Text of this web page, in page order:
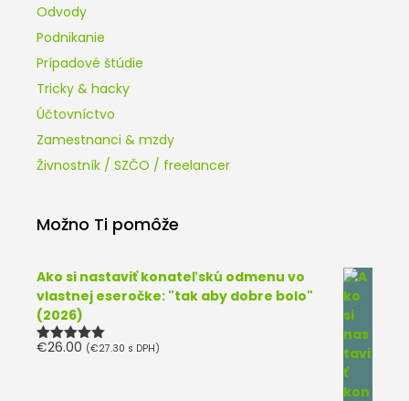
Odvody
Podnikanie
Prípadové štúdie
Tricky & hacky
Účtovníctvo
Zamestnanci & mzdy
Živnostník / SZČO / freelancer
Možno Ti pomôže
Ako si nastaviť konateľskú odmenu vo
vlastnej eseročke: "tak aby dobre bolo"
(2026)
Hodnotenie
€26.00 (€27.30 s DPH)